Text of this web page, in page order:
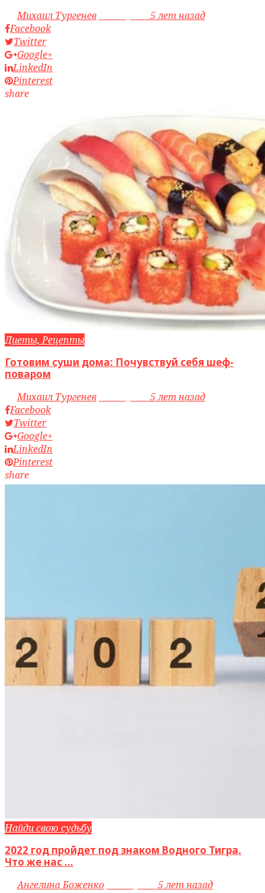
byМихаил Тургенев
5 лет назад
Facebook
Twitter
Google+
LinkedIn
Pinterest
share
Диеты, Рецепты
Готовим суши дома: Почувствуй себя шеф-
поваром
byМихаил Тургенев
5 лет назад
Facebook
Twitter
Google+
LinkedIn
Pinterest
share
Найди свою судьбу
2022 год пройдет под знаком Водного Тигра.
Что же нас ...
byАнгелина Боженко
5 лет назад